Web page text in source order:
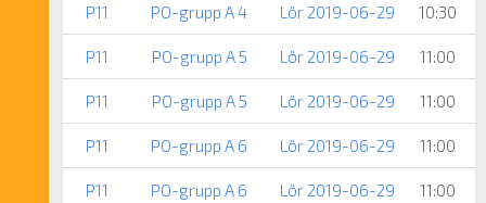
P11 PO-grupp A 4 Lör 2019-06-29 10:30
P11 PO-grupp A 5 Lör 2019-06-29 11:00
P11 PO-grupp A 5 Lör 2019-06-29 11:00
P11 PO-grupp A 6 Lör 2019-06-29 11:00
P11 PO-grupp A 6 Lör 2019-06-29 11:00